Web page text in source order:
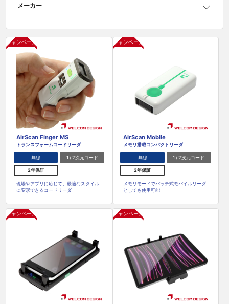
メーカー
キャンペーン
AirScan Finger MS
トランスフォームコードリーダ
無線 1 / 2次元コード
2年保証
現場やアプリに応じて、最適なスタイル
に変形できるコードリーダ
キャンペーン
AirScan Mobile
メモリ搭載コンパクトリーダ
無線 1 / 2次元コード
2年保証
メモリモードでバッチ式モバイルリーダ
としても使用可能
キャンペーン キャンペーン
割引き
業務改善
組込み型スキャナ